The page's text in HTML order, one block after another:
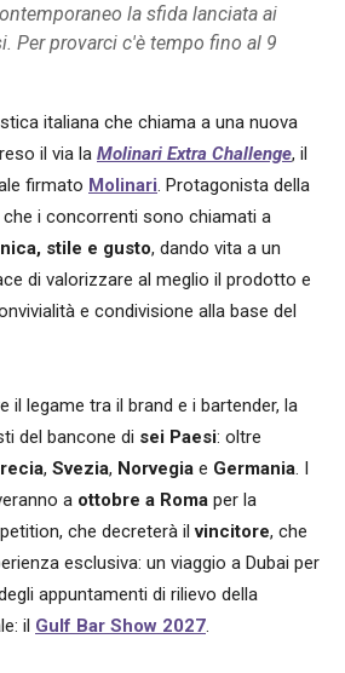
la sfida lanciata ai
Per provarci c'è tempo fino al 9
italiana che chiama a una nuova
il via la Molinari Extra Challenge, il
firmato Molinari. Protagonista della
che i concorrenti sono chiamati a
stile e gusto, dando vita a un
di valorizzare al meglio il prodotto e
e condivisione alla base del
il legame tra il brand e i bartender, la
del bancone di sei Paesi: oltre
, Svezia, Norvegia e Germania. I
a ottobre a Roma per la
che decreterà ilvincitore, che
esclusiva: un viaggio a Dubai per
appuntamenti di rilievo della
il Gulf Bar Show 2027.